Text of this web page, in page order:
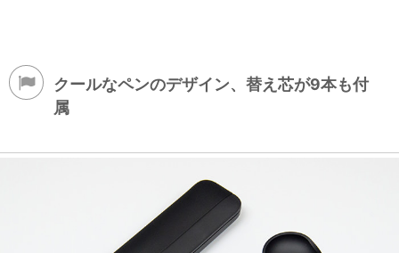
クールなペンのデザイン、替え芯が9本も付
属